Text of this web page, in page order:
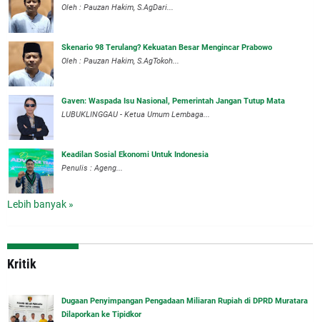
Oleh : Pauzan Hakim, S.AgDari...
Skenario 98 Terulang? Kekuatan Besar Mengincar Prabowo
Oleh : Pauzan Hakim, S.AgTokoh...
Gaven: Waspada Isu Nasional, Pemerintah Jangan Tutup Mata
LUBUKLINGGAU - Ketua Umum Lembaga...
Keadilan Sosial Ekonomi Untuk Indonesia
Penulis : Ageng...
Lebih banyak »
Kritik
‎Dugaan Penyimpangan Pengadaan Miliaran Rupiah di DPRD Muratara
Dilaporkan ke Tipidkor